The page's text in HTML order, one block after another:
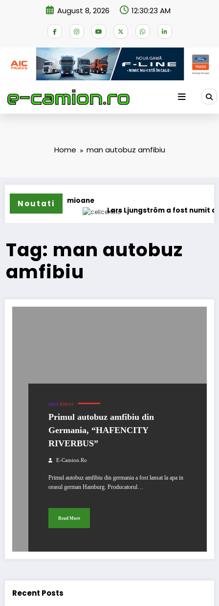
August 8, 2026 12:30:24 AM
Home man autobuz amfibiu
Noutati
pentru camioane
Lars Ljungström a fost numit
Tag: man autobuz
amfibiu
EBUS ENEWS
Primul autobuz amfibiu din
Germania, “HAFENCITY
RIVERBUS”
E-Camion.ro
Primul autobuz amfibiu din germania a fost lansat la apa in
orasul german Hamburg. Producatorul…
Read More
Recent Posts